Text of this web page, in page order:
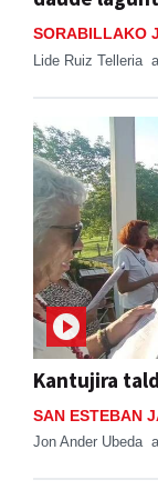
SORABILLAKO
Lide Ruiz Telleria
Kantujira
SAN ESTEBAN
Jon Ander Ubeda